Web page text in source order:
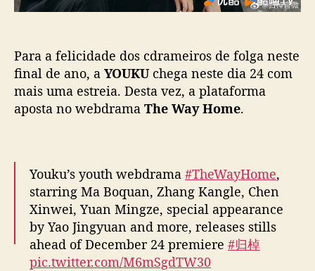
”
o
m
M
B
a
n
e
Z
h
Para a felicidade dos cdrameiros de folga neste
final de ano, a YOUKU chega neste dia 24 com
mais uma estreia. Desta vez, a plataforma
aposta no webdrama The Way Home.
Youku’s youth webdrama #TheWayHome,
starring Ma Boquan, Zhang Kangle, Chen
Xinwei, Yuan Mingze, special appearance
by Yao Jingyuan and more, releases stills
ahead of December 24 premiere #归棹
pic.twitter.com/M6mSgdTW30